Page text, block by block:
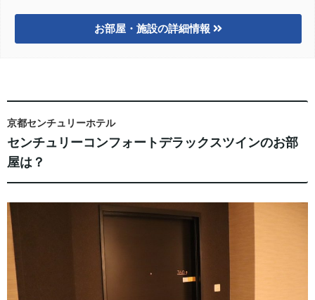
お部屋・施設の詳細情報
京都センチュリーホテル
センチュリーコンフォートデラックスツインのお部
屋は？